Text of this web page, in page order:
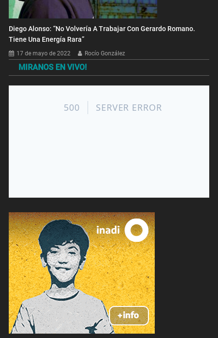
Diego Alonso: “No Volvería A Trabajar Con Gerardo Romano.
Tiene Una Energía Rara”
17 de mayo de 2022 Rocío González
MIRANOS EN VIVO!